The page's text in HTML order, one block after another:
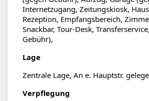
Internetzugang, Zeitungskiosk,
Rezeption, Empfangsbereich,
Snackbar, Tour-Desk,
Gebühr),
Lage
Zentrale Lage, An e. Hauptstr.
Verpflegung